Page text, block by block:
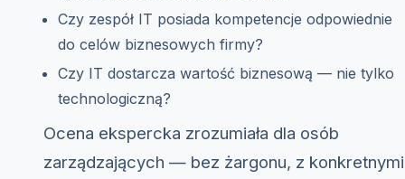
Czy zespół IT posiada kompetencje odpowiednie
do celów biznesowych firmy?
Czy IT dostarcza wartość biznesową — nie tylko
technologiczną?
Ocena ekspercka zrozumiała dla osób
zarządzających — bez żargonu, z konkretnymi